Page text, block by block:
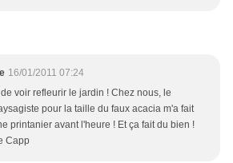
16/01/2011 07:24
voir refleurir le jardin ! Chez nous, le
pour la taille du faux acacia m'a fait
printanier avant l'heure ! Et ça fait du bien !
Capp